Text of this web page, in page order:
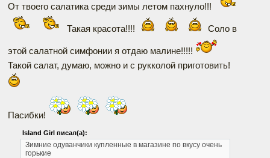
От твоего салатика среди зимы летом пахнуло!!!
Такая красота!!!! Соло в
этой салатной симфонии я отдаю малине!!!!!
Такой салат, думаю, можно и с рукколой приготовить!
Пасибки!
Island Girl писал(а):
Зимние одуванчики купленные в магазине по вкусу очень
горькие